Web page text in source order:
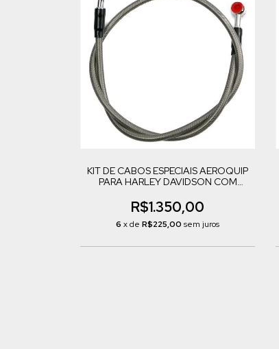
KIT DE CABOS ESPECIAIS AEROQUIP
PARA HARLEY DAVIDSON COM
R$1.350,00
6 x de R$225,00 sem juros